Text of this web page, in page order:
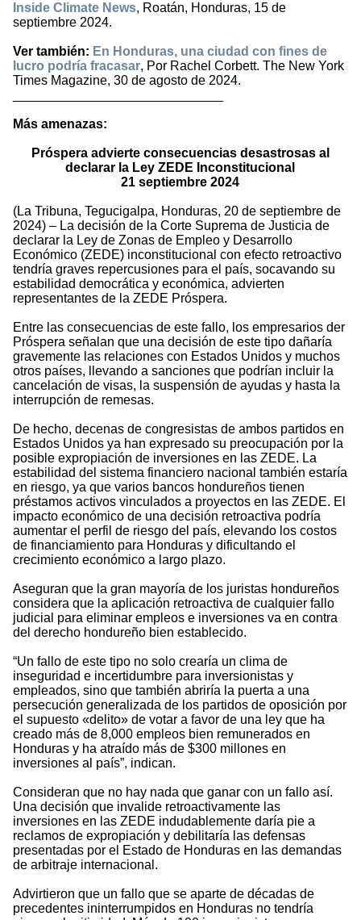
Inside Climate News, Roatán, Honduras, 15 de
septiembre 2024.
Ver también: En Honduras, una ciudad con fines de
lucro podría fracasar, Por Rachel Corbett. The New York
Times Magazine, 30 de agosto de 2024.
Más amenazas:
Próspera advierte consecuencias desastrosas al
declarar la Ley ZEDE Inconstitucional
21 septiembre 2024
(La Tribuna, Tegucigalpa, Honduras, 20 de septiembre de
2024) – La decisión de la Corte Suprema de Justicia de
declarar la Ley de Zonas de Empleo y Desarrollo
Económico (ZEDE) inconstitucional con efecto retroactivo
tendría graves repercusiones para el país, socavando su
estabilidad democrática y económica, advierten
representantes de la ZEDE Próspera.
Entre las consecuencias de este fallo, los empresarios der
Próspera señalan que una decisión de este tipo dañaría
gravemente las relaciones con Estados Unidos y muchos
otros países, llevando a sanciones que podrían incluir la
cancelación de visas, la suspensión de ayudas y hasta la
interrupción de remesas.
De hecho, decenas de congresistas de ambos partidos en
Estados Unidos ya han expresado su preocupación por la
posible expropiación de inversiones en las ZEDE. La
estabilidad del sistema financiero nacional también estaría
en riesgo, ya que varios bancos hondureños tienen
préstamos activos vinculados a proyectos en las ZEDE. El
impacto económico de una decisión retroactiva podría
aumentar el perfil de riesgo del país, elevando los costos
de financiamiento para Honduras y dificultando el
crecimiento económico a largo plazo.
Aseguran que la gran mayoría de los juristas hondureños
considera que la aplicación retroactiva de cualquier fallo
judicial para eliminar empleos e inversiones va en contra
del derecho hondureño bien establecido.
“Un fallo de este tipo no solo crearía un clima de
inseguridad e incertidumbre para inversionistas y
empleados, sino que también abriría la puerta a una
persecución generalizada de los partidos de oposición por
el supuesto «delito» de votar a favor de una ley que ha
creado más de 8,000 empleos bien remunerados en
Honduras y ha atraído más de $300 millones en
inversiones al país”, indican.
Consideran que no hay nada que ganar con un fallo así.
Una decisión que invalide retroactivamente las
inversiones en las ZEDE indudablemente daría pie a
reclamos de expropiación y debilitaría las defensas
presentadas por el Estado de Honduras en las demandas
de arbitraje internacional.
Advirtieron que un fallo que se aparte de décadas de
precedentes ininterrumpidos en Honduras no tendría